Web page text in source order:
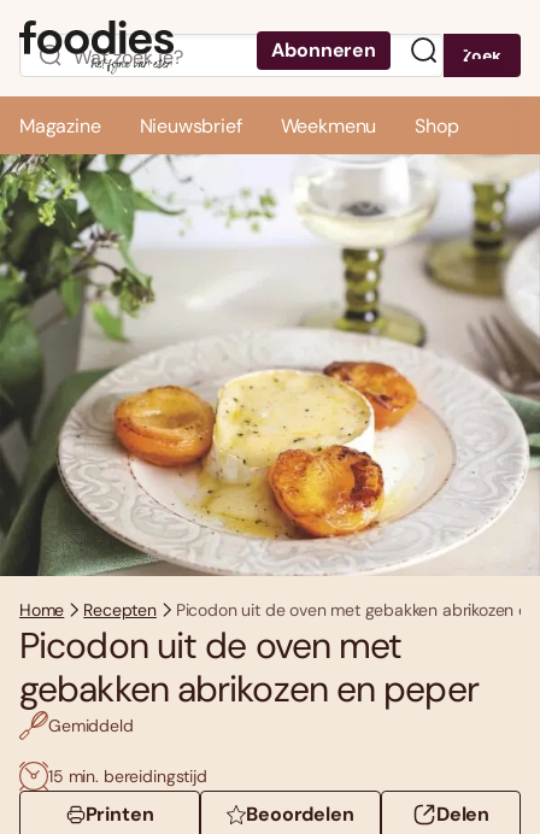
Abonneren Zoek
Magazine Nieuwsbrief Weekmenu Shop
Home Recepten Picodon uit de oven met gebakken abrikozen
Picodon uit de oven met
gebakken abrikozen en peper
Gemiddeld
15 min. bereidingstijd
Printen Beoordelen Delen